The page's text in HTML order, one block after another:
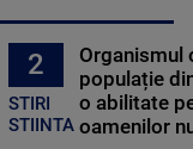
2
STIRI
STIINTA
Organismul
populație
o abilitate
oamenilor